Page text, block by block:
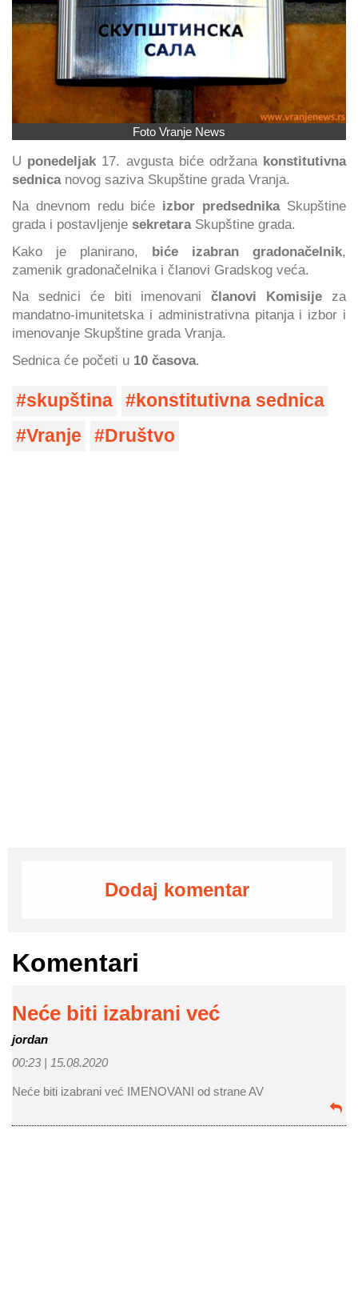
Foto Vranje News
U ponedeljak 17. avgusta biće održanakonstitutivna
sednicanovog saziva Skupštine grada Vranja.
Na dnevnom redu biće izbor predsednika Skupštine
grada i postavljenje sekretara Skupštine grada.
Kako je planirano, biće izabran gradonačelnik,
zamenik gradonačelnika i članovi Gradskog veća.
Na sednici će biti imenovaničlanovi Komisije za
mandatno-imunitetska i administrativna pitanja i izbor i
imenovanje Skupštine grada Vranja.
Sednica će početi u 10 časova.
skupština
konstitutivna sednica
Vranje
Društvo
Dodaj komentar
Komentari
Neće biti izabrani već
jordan
00:23 | 15.08.2020
Neće biti izabrani već IMENOVANI od strane AV